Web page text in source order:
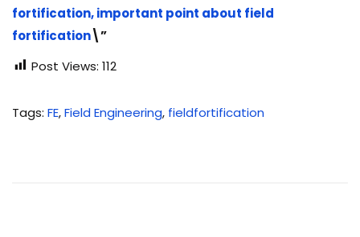
fortification, important point about field
fortification\”
Post Views: 112
Tags: FE,Field Engineering, fieldfortification